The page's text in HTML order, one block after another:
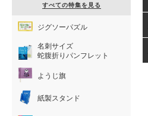
すべての特集を見る
ジグソーパズル
名刺サイズ
蛇腹折りパンフレット
ようじ旗
紙製スタンド